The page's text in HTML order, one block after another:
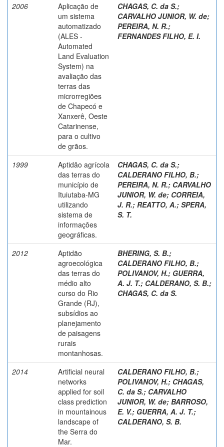
2006
Aplicação de
um sistema
automatizado
(ALES -
Automated
Land Evaluation
System) na
avaliação das
terras das
microrregiões
de Chapecó e
Xanxerê, Oeste
Catarinense,
para o cultivo
de grãos.
CHAGAS, C. da S.;
CARVALHO JUNIOR, W. de;
PEREIRA, N. R.;
FERNANDES FILHO, E. I.
1999
Aptidão agrícola
das terras do
município de
Ituiutaba-MG
utilizando
sistema de
informações
geográficas.
CHAGAS, C. da S.;
CALDERANO FILHO, B.;
PEREIRA, N. R.; CARVALHO
JUNIOR, W. de; CORREIA,
J. R.; REATTO, A.; SPERA,
S. T.
2012
Aptidão
agroecológica
das terras do
médio alto
curso do Rio
Grande (RJ),
subsídios ao
planejamento
de paisagens
rurais
montanhosas.
BHERING, S. B.;
CALDERANO FILHO, B.;
POLIVANOV, H.; GUERRA,
A. J. T.; CALDERANO, S. B.;
CHAGAS, C. da S.
2014
Artificial neural
networks
applied for soil
class prediction
in mountainous
landscape of
the Serra do
Mar.
CALDERANO FILHO, B.;
POLIVANOV, H.; CHAGAS,
C. da S.; CARVALHO
JUNIOR, W. de; BARROSO,
E. V.; GUERRA, A. J. T.;
CALDERANO, S. B.